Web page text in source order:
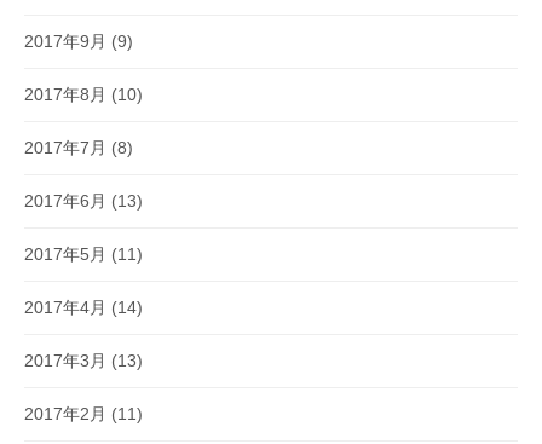
2017年9月 (9)
2017年8月 (10)
2017年7月 (8)
2017年6月 (13)
2017年5月 (11)
2017年4月 (14)
2017年3月 (13)
2017年2月 (11)